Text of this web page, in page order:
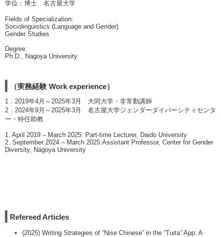
学位：博士 名古屋大学
Fields of Specialization:
Sociolinguistics (Language and Gender)
Gender Studies
Degree:
Ph.D., Nagoya University
（実務経験 Work experience）
1．2019年4月～2025年3月 大同大学・非常勤講師
2．2024年9月～2025年3月 名古屋大学ジェンダーダイバーシティセンタ
ー・特任助教
1. April 2019 – March 2025: Part-time Lecturer, Daido University
2. September 2024 – March 2025:Assistant Professor, Center for Gender
Diversity, Nagoya University
Refereed Articles
(2025) Writing Strategies of “Nise Chinese‪” in the “Tuita‪” App‬‬:‬‬‬‬‬‬‬‬‬‬ A